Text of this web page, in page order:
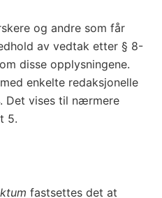
og andre som får
av vedtak etter § 8-
disse opplysningene.
enkelte redaksjonelle
Det vises til nærmere
5.
fastsettes det at